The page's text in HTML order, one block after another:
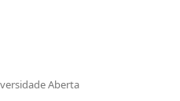
Aberta